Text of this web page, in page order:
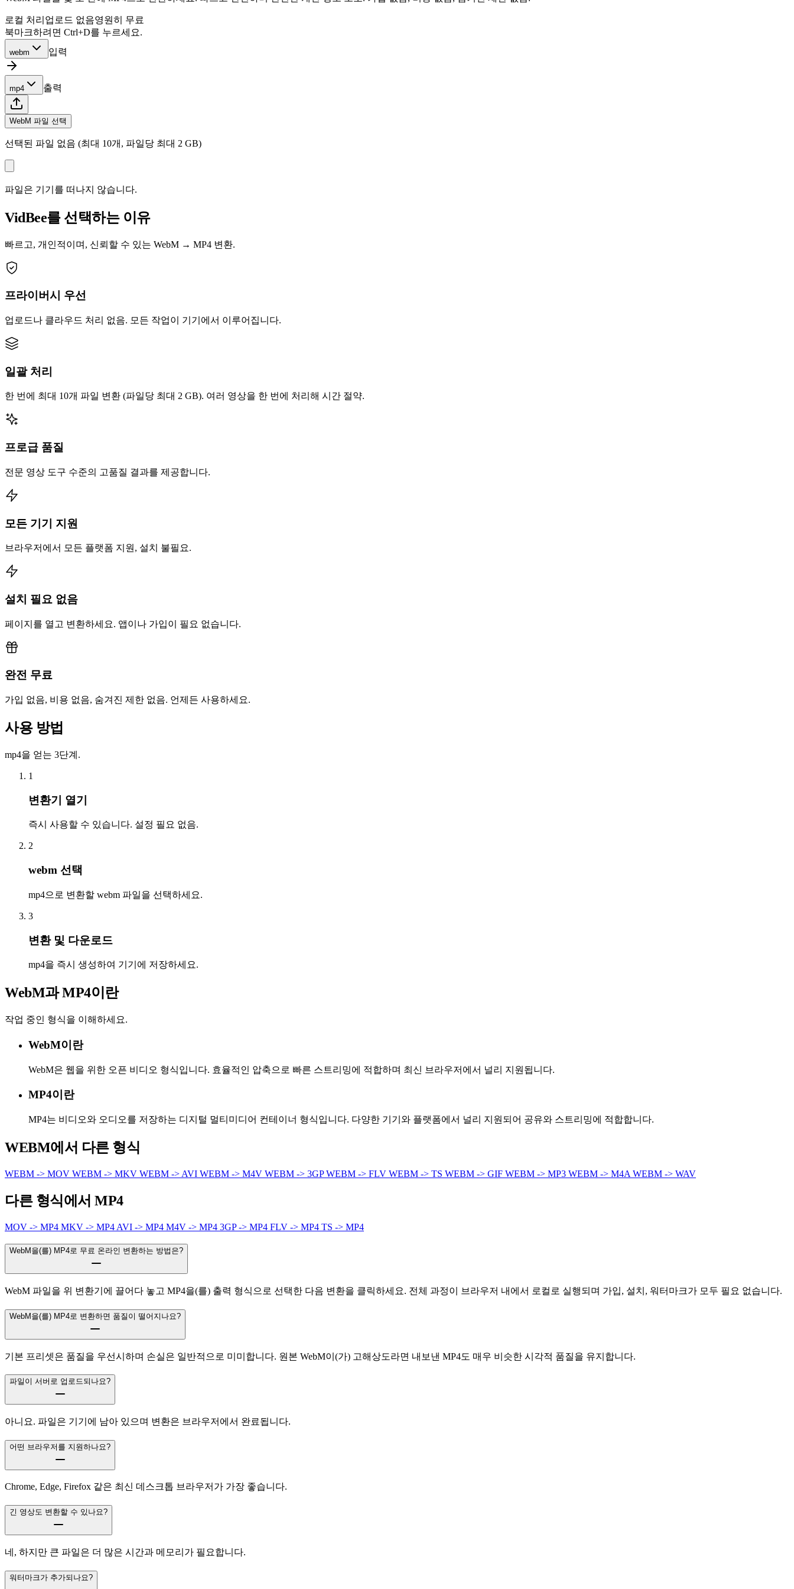
로컬 처리 업로드 없음영원히 무료
북마크하려면 Ctrl+D를 누르세요.
webm 입력
mp4 출력
WebM 파일 선택
선택된 파일 없음 (최대 10개, 파일당 최대 2 GB)
파일은 기기를 떠나지 않습니다.
VidBee를 선택하는 이유
빠르고, 개인적이며, 신뢰할 수 있는 WebM → MP4 변환.
프라이버시 우선
업로드나 클라우드 처리 없음. 모든 작업이 기기에서 이루어집니다.
일괄 처리
한 번에 최대 10개 파일 변환 (파일당 최대 2 GB). 여러 영상을 한 번에 처리해 시간 절약.
프로급 품질
전문 영상 도구 수준의 고품질 결과를 제공합니다.
모든 기기 지원
브라우저에서 모든 플랫폼 지원, 설치 불필요.
설치 필요 없음
페이지를 열고 변환하세요. 앱이나 가입이 필요 없습니다.
완전 무료
가입 없음, 비용 없음, 숨겨진 제한 없음. 언제든 사용하세요.
사용 방법
mp4을 얻는 3단계.
1
변환기 열기
즉시 사용할 수 있습니다. 설정 필요 없음.
2
webm 선택
mp4으로 변환할 webm 파일을 선택하세요.
3
변환 및 다운로드
mp4을 즉시 생성하여 기기에 저장하세요.
WebM과 MP4이란
작업 중인 형식을 이해하세요.
WebM이란
WebM은 웹을 위한 오픈 비디오 형식입니다. 효율적인 압축으로 빠른 스트리밍에 적합하며 최신 브라우저에서 널리 지원됩니다.
MP4이란
MP4는 비디오와 오디오를 저장하는 디지털 멀티미디어 컨테이너 형식입니다. 다양한 기기와 플랫폼에서 널리 지원되어 공유와 스트리밍에 적합합니다.
WEBM에서 다른 형식
WEBM -> MOV WEBM -> MKV WEBM -> AVI WEBM -> M4V WEBM -> 3GPWEBM -> FLV WEBM -> TS WEBM -> GIF WEBM -> MP3 WEBM -> M4A WEBM -> WAV
다른 형식에서 MP4
MOV -> MP4 MKV -> MP4 AVI -> MP4 M4V -> MP4 3GP -> MP4 FLV -> MP4 TS -> MP4
WebM을(를) MP4로 무료 온라인 변환하는 방법은?
WebM 파일을 위 변환기에 끌어다 놓고 MP4을(를) 출력 형식으로 선택한 다음 변환을 클릭하세요. 전체 과정이 브라우저 내에서 로컬로 실행되며 가입, 설치, 워터마크가 모두 필요 없습니다.
WebM을(를) MP4로 변환하면 품질이 떨어지나요?
기본 프리셋은 품질을 우선시하며 손실은 일반적으로 미미합니다. 원본 WebM이(가) 고해상도라면 내보낸 MP4도 매우 비슷한 시각적 품질을 유지합니다.
파일이 서버로 업로드되나요?
아니요. 파일은 기기에 남아 있으며 변환은 브라우저에서 완료됩니다.
어떤 브라우저를 지원하나요?
Chrome, Edge, Firefox 같은 최신 데스크톱 브라우저가 가장 좋습니다.
긴 영상도 변환할 수 있나요?
네, 하지만 큰 파일은 더 많은 시간과 메모리가 필요합니다.
워터마크가 추가되나요?